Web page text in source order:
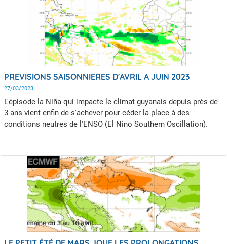
PREVISIONS SAISONNIERES D'AVRIL A JUIN 2023
27/03/2023
L'épisode la Niña qui impacte le climat guyanais depuis près de
3 ans vient enfin de s'achever pour céder la place à des
conditions neutres de l'ENSO (El Nino Southern Oscillation).
dès le début de la saison sèche. Au cours du prochain trimestre
(avril-mai-juin), la pluviométrie devrait se rapprocher des
normales de saison voire même présenter un léger déficit. Les
températures quant à elles devraient rester légèrement
supérieures aux normales.